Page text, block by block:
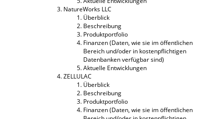
NatureWorks LLC
Überblick
Beschreibung
Produktportfolio
Finanzen (Daten, wie sie im öffentlichen
Bereich und/oder in kostenpflichtigen
Datenbanken verfügbar sind)
Aktuelle Entwicklungen
ZELLULAC
Überblick
Beschreibung
Produktportfolio
Finanzen (Daten, wie sie im öffentlichen